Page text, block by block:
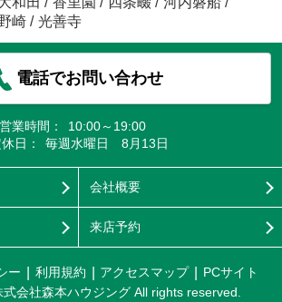
崎 / 光善寺
電話でお問い合わせ
営業時間：
10:00～19:00
日：
毎週水曜日 8月13日
会社概要
来店予約
ー 利用規約 アクセスマップ
PCサイト
会社森本ハウジング All rights reserved.